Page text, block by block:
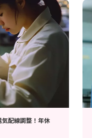
配線調整！年休